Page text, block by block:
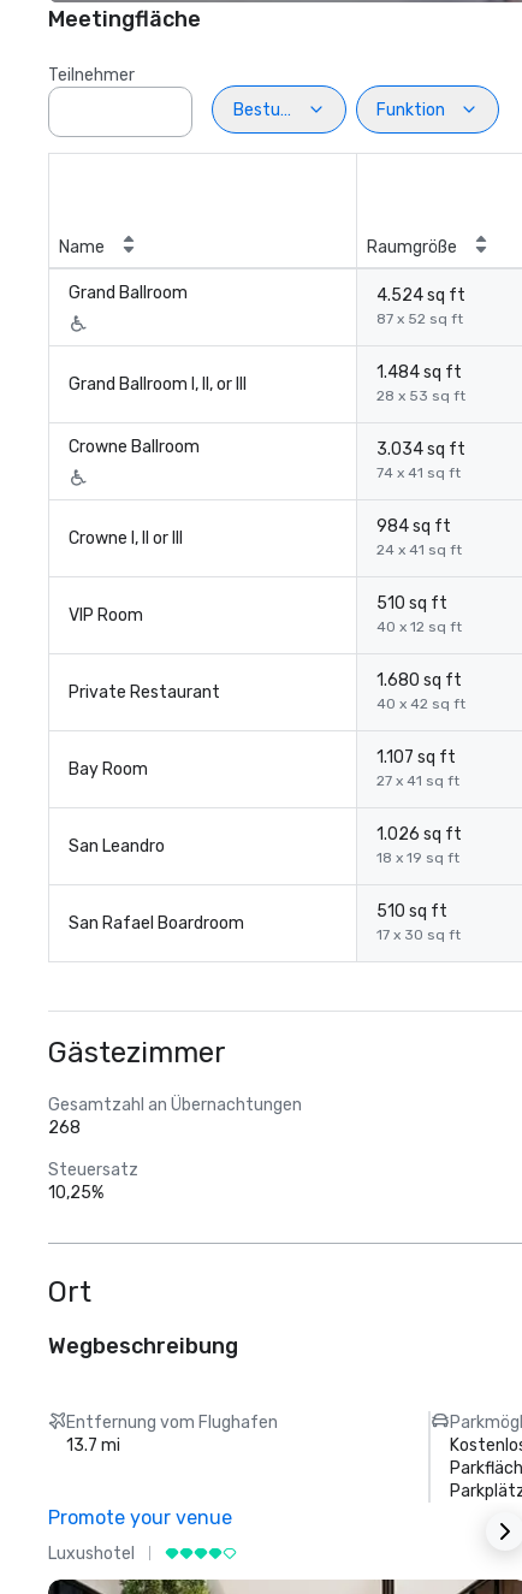
Meetingfläche
Teilnehmer
Bestuhlung
Funktion
Name Raumgröße
Grand Ballroom 4.524 sq ft
87 x 52 sq ft
Grand Ballroom I, II, or III
1.484 sq ft
28 x 53 sq ft
Crowne Ballroom 3.034 sq ft
74 x 41 sq ft
Crowne I, II or III
984 sq ft
24 x 41 sq ft
VIP Room
510 sq ft
40 x 12 sq ft
Private Restaurant
1.680 sq ft
40 x 42 sq ft
Bay Room
1.107 sq ft
27 x 41 sq ft
San Leandro
1.026 sq ft
18 x 19 sq ft
San Rafael Boardroom
510 sq ft
17 x 30 sq ft
Gästezimmer
Gesamtzahl an Übernachtungen
268
Steuersatz
10,25%
Ort
Wegbeschreibung
Entfernung vom Flughafen
13.7 mi
Promote your venue
Luxushotel